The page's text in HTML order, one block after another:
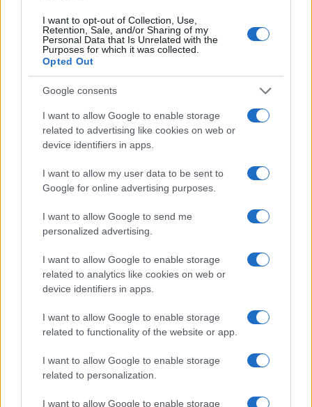
I want to opt-out of Collection, Use,
Retention, Sale, and/or Sharing of my
Personal Data that Is Unrelated with the
Purposes for which it was collected.
Opted Out
Google consents
I want to allow Google to enable storage
related to advertising like cookies on web or
device identifiers in apps.
I want to allow my user data to be sent to
Google for online advertising purposes.
I want to allow Google to send me
personalized advertising.
I want to allow Google to enable storage
related to analytics like cookies on web or
device identifiers in apps.
I want to allow Google to enable storage
related to functionality of the website or app.
I want to allow Google to enable storage
related to personalization.
I want to allow Google to enable storage
conducente
Turiste si perdono a Tavolara: salvate dai vigili
del fuoco
Meteo Olbia 6 agosto, migliora il tempo in
Gallura
Incidente Olbia, poliziotto in vacanza salva 6
alle 5